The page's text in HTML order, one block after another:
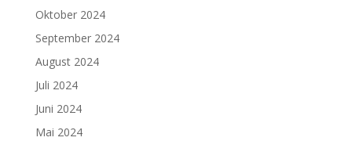
Oktober 2024
September 2024
August 2024
Juli 2024
Juni 2024
Mai 2024